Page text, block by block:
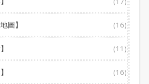
圖】 (16)
(11)
(16)